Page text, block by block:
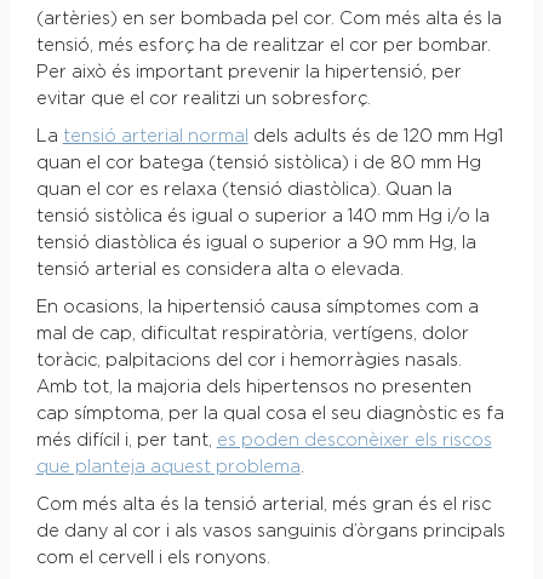
(artèries) en ser bombada pel cor. Com més alta és la
tensió, més esforç ha de realitzar el cor per bombar.
Per això és important prevenir la hipertensió, per
evitar que el cor realitzi un sobresforç.
La tensió arterial normal
dels adults és de 120 mm Hg1
quan el cor batega (tensió sistòlica) i de 80 mm Hg
quan el cor es relaxa (tensió diastòlica). Quan la
tensió sistòlica és igual o superior a 140 mm Hg i/o la
tensió diastòlica és igual o superior a 90 mm Hg, la
tensió arterial es considera alta o elevada.
En ocasions, la hipertensió causa símptomes com a
mal de cap, dificultat respiratòria, vertígens, dolor
toràcic, palpitacions del cor i hemorràgies nasals.
Amb tot, la majoria dels hipertensos no presenten
cap símptoma, per la qual cosa el seu diagnòstic es fa
més difícil i, per tant, es poden desconèixer els riscos
que planteja aquest problema
Com més alta és la tensió arterial, més gran és el risc
de dany al cor i als vasos sanguinis d’òrgans principals
com el cervell i els ronyons.